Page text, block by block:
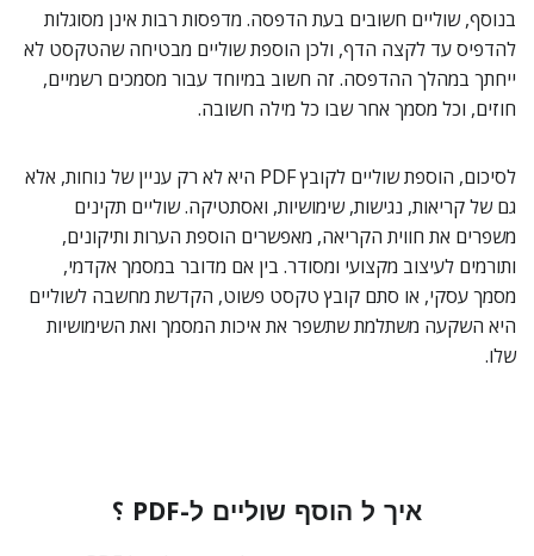
בנוסף, שוליים חשובים בעת הדפסה. מדפסות רבות אינן מסוגלות
להדפיס עד לקצה הדף, ולכן הוספת שוליים מבטיחה שהטקסט לא
ייחתך במהלך ההדפסה. זה חשוב במיוחד עבור מסמכים רשמיים,
חוזים, וכל מסמך אחר שבו כל מילה חשובה.
לסיכום, הוספת שוליים לקובץ PDF היא לא רק עניין של נוחות, אלא
גם של קריאות, נגישות, שימושיות, ואסתטיקה. שוליים תקינים
משפרים את חווית הקריאה, מאפשרים הוספת הערות ותיקונים,
ותורמים לעיצוב מקצועי ומסודר. בין אם מדובר במסמך אקדמי,
מסמך עסקי, או סתם קובץ טקסט פשוט, הקדשת מחשבה לשוליים
היא השקעה משתלמת שתשפר את איכות המסמך ואת השימושיות
שלו.
איך ל הוסף שוליים ל-PDF ؟